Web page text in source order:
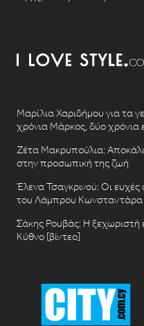
Μαρίλια Χαριδήμου για τα
χρόνια Μάρκος, δύο χρόνια
Ζέτα Μακρυπούλια:
στην προσωπική της ζωή
Έλενα Τσαγκρινού: Οι
του Λάμπρου Κωνσταντάρα
Σάκης Ρουβάς: Η ξεχωριστή
Κύθνο [βίντεο]